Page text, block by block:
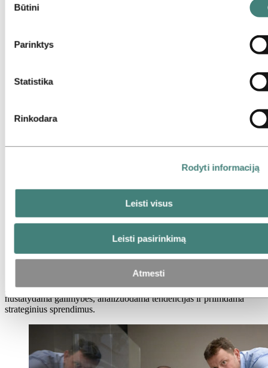
naudojantis mūsų svetaine, su kita informacija, kurią joms
pateikėte, arba kurią jos surinko naudodamiesi jų
Trečioji šalis, nurodyta kaip atsakinga už konkretų trečiosios
šalies slapuką, yra asmens duomenų, surinktų per tą
matyti, kurios trečiosios šalys dalyvauja.
pasirinkimas
Būtini
Parinktys
Statistika
Rinkodara
Rodyti informaciją
Leisti visus
Leisti pasirinkimą
Atmesti
Pardavimai ir rinkodara
Strategija ir verslo plėtra
Teisinis
Karjera
Karjeros sritys
Strategija ir verslo plėtra
Strategija ir verslo plėtra
„Hydro“ strategija ir verslo plėtra formuoja mūsų verslo ateitį,
nustatydama galimybes, analizuodama tendencijas ir priimdama
strateginius sprendimus.